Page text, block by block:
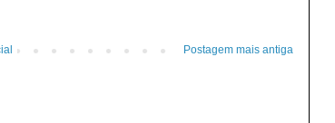
Postagem mais antiga